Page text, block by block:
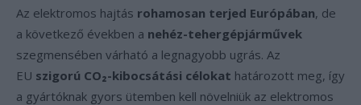
Az elektromos hajtás rohamosan terjed Európában, de
a következő években a nehéz-tehergépjárművek
szegmensében várható a legnagyobb ugrás. Az
EU szigorú CO₂-kibocsátási célokat határozott meg, így
a gyártóknak gyors ütemben kell növelniük az elektromos